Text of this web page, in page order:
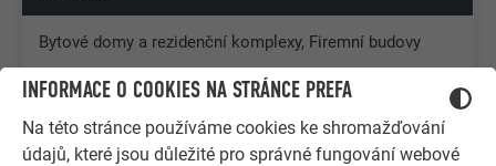
INFORMACE O COOKIES NA STRÁNCE PREFA
Na této stránce používáme cookies ke shromažďování
údajů, které jsou důležité pro správné fungování webové
Bytové domy a rezidenční komplexy, Firemní budovy
COPYRIGHT
© PREFA | Croce & Wir